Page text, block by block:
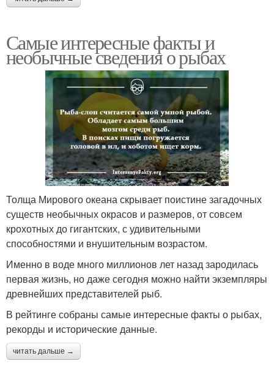
Самые интересные факты и
необычные сведения о рыбах
Толща Мирового океана скрывает поистине загадочных
существ необычных окрасов и размеров, от совсем
крохотных до гигантских, с удивительными
способностями и внушительным возрастом.
Именно в воде много миллионов лет назад зародилась
первая жизнь, но даже сегодня можно найти экземпляры
древнейших представителей рыб.
В рейтинге собраны самые интересные факты о рыбах,
рекорды и исторические данные.
читать дальше →